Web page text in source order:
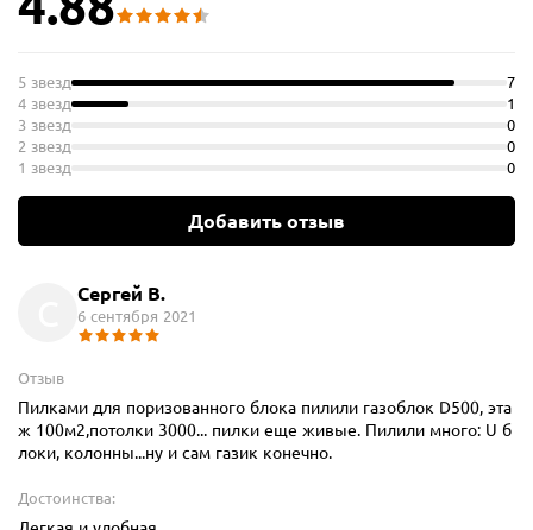
1 звезд 0
2 звезд 0
3 звезд 0
4 звезд 1
5 звезд 7
Добавить отзыв
Сергей В.
6 сентября 2021
Отзыв
Пилками для поризованного блока пилили газоблок D500, эта
ж 100м2,потолки 3000... пилки еще живые. Пилили много: U б
локи, колонны...ну и сам газик конечно.
Достоинства: